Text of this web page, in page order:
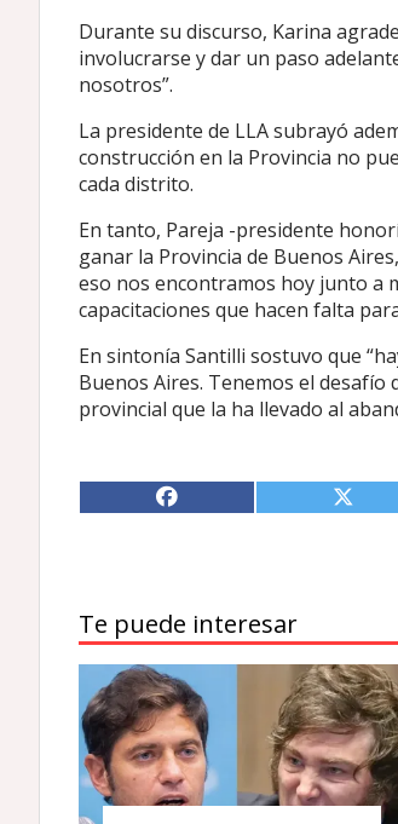
Durante su discurso, Karina
involucrarse y dar un paso
nosotros”.
La presidente de LLA subrayó
construcción en la Provincia no
cada distrito.
En tanto, Pareja -presidente
ganar la Provincia de Buenos
eso nos encontramos hoy junto a
capacitaciones que hacen falta
En sintonía Santilli sostuvo que
Buenos Aires. Tenemos el
provincial que la ha llevado al
Te puede interesar